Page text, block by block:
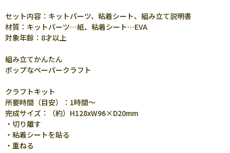
セット内容：キットパーツ、粘着シート、組み立て説明書
材質：キットパーツ…紙、粘着シート…EVA
対象年齢：8才以上
組み立てかんたん
ポップなペーパークラフト
クラフトキット
所要時間（目安）：1時間～
完成サイズ：（約）H128xW96×D20mm
・切り離す
・粘着シートを貼る
・重ねる